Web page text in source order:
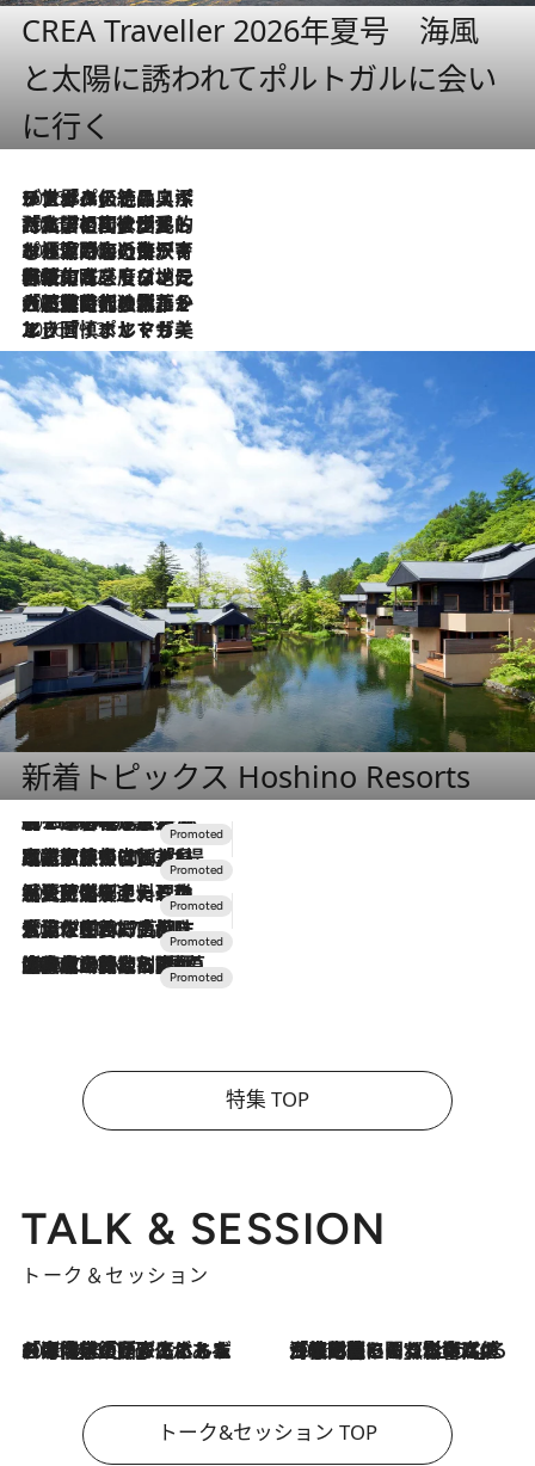
CREA Traveller 2026年夏号 海風
と太陽に誘われてポルトガルに会い
に行く
2026.8.8
リスボンの絶品スイーツ「パステル・デ・ナタ」とは？ポルトガル伝統の奥深い世界へ
2026.7.27
「私の祖国はポルトガル語です」国民的詩人フェルナンド・ペソアと、彼が愛した文学の街を歩く
2026.7.26
ポルトガル近海が育む極上の海の幸。キリリと冷えた白ワインと愉しむ、シーフード専門店の贅沢
2026.7.22
伝統の味をモダンに昇華。高感度な地元客が集う、リスボンの最旬ガストロノミー
2026.7.21
大航海時代の栄華から、震災、独裁、そして革命へ。ポルトガル・首都リスボンの石畳に刻まれた「歴史の光と影」
2026.7.13
エッセイ・ヤマザキマリ「慎ましくも美しき国 ポルトガル」
新着トピックス Hoshino Resorts
2026.8.7
【トンボの足水浴】ヒノキの香りに包まれて涼感マックス！約13℃の湧水かけ流しを避暑地「星野温泉 トンボの湯」で体験
2026.7.31
【ホテル帰省】という選択肢をOMOが提案。家族とほどよい距離を保つには「昼は実家、夜は気兼ねなくホテルで！」
2026.7.24
【夏限定ディナーコース】旬を迎える稚鮎や花ズッキーニなどをイタリア・トスカーナの郷土料理の手法で満喫！
2026.7.17
「土佐和ハーブかき氷」がOMO7高知に登場！生姜、山椒、大葉など目にも舌にも涼を呼ぶ郷土の味
2026.7.10
NEW OPEN！【界 草津】名湯の地に誕生。趣の異なる2種の温泉と上州ならではの会席・蕎麦割烹など美食を味わう究極の癒やし旅
特集 TOP
TALK & SESSION
トーク＆セッション
2026.8.3
「今後値上げがあるとすれば…」「リスクがあるのは今年の冬」エネルギー専門家が語る、ホルムズ海峡封鎖が家庭にもたらす“ある心配” 2026.8.3
「住宅建てられない…」「サーチャージ料の高値が続いている」ホルムズ海峡封鎖による影響はいつまで続く？《エネルギー専門家に聞く“どうなる日本の暮らし”》
トーク&セッション TOP